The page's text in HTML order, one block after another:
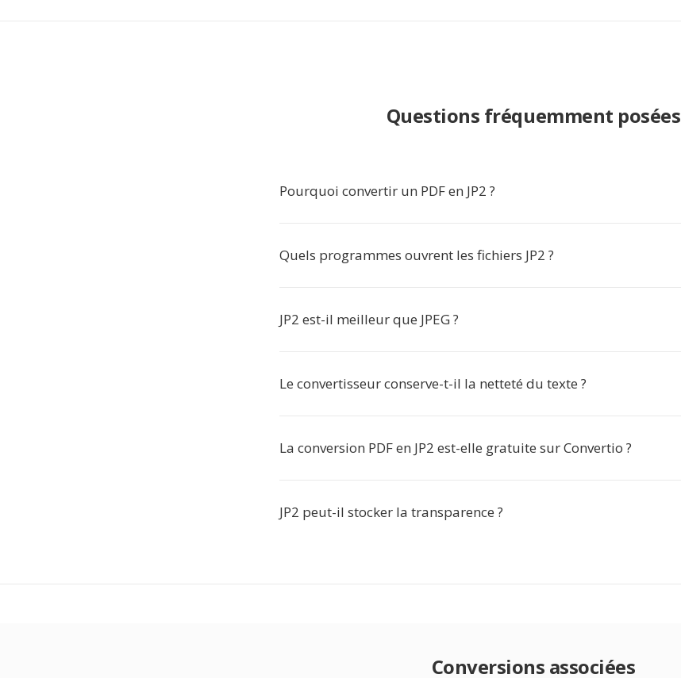
Questions fréquemment posées
Pourquoi convertir un PDF en JP2 ?
Quels programmes ouvrent les fichiers JP2 ?
JP2 est-il meilleur que JPEG ?
Le convertisseur conserve-t-il la netteté du texte ?
La conversion PDF en JP2 est-elle gratuite sur Convertio ?
JP2 peut-il stocker la transparence ?
Conversions associées